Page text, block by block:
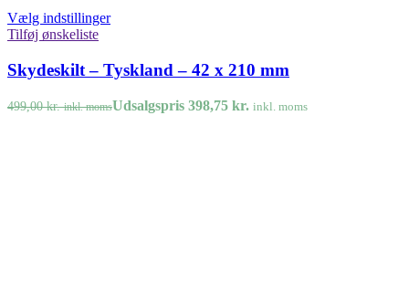
Vælg indstillinger
Tilføj ønskeliste
Skydeskilt – Tyskland – 42 x 210 mm
499,00kr. inkl. momsUdsalgspris 398,75 kr. inkl. moms